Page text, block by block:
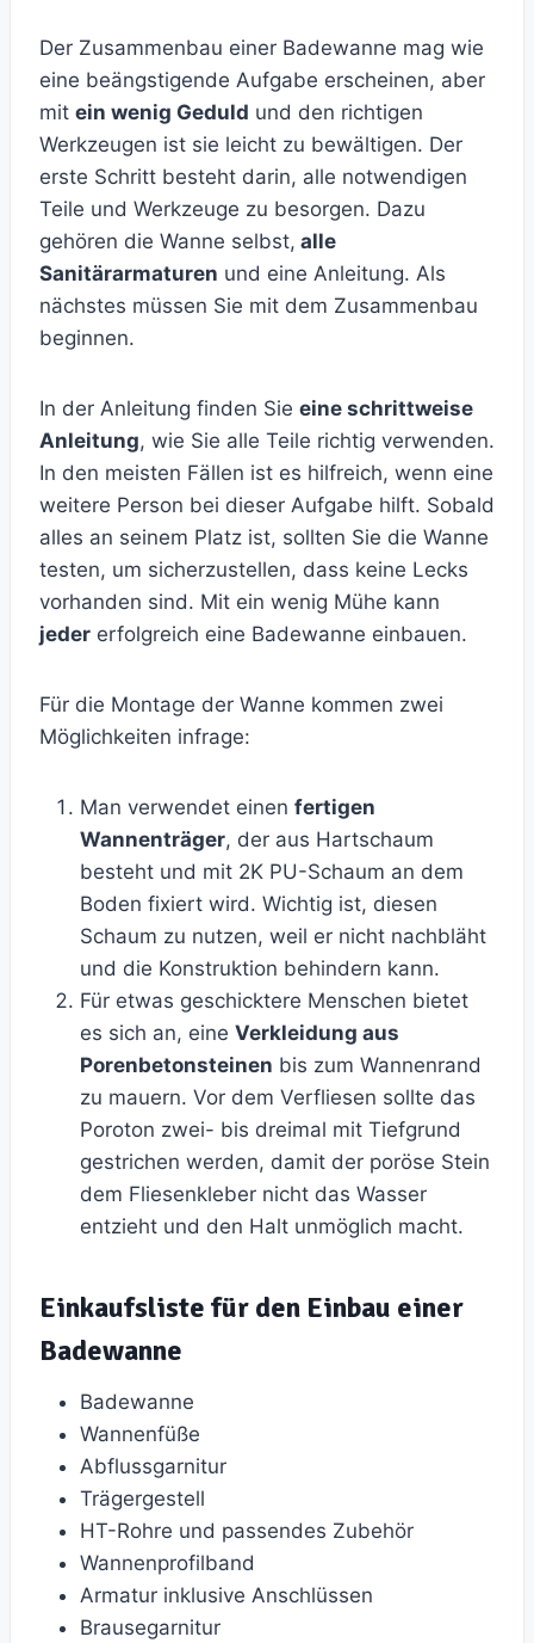
Der Zusammenbau einer Badewanne mag wie
eine beängstigende Aufgabe erscheinen, aber
mit ein wenig Geduld und den richtigen
Werkzeugen ist sie leicht zu bewältigen. Der
erste Schritt besteht darin, alle notwendigen
Teile und Werkzeuge zu besorgen. Dazu
gehören die Wanne selbst, alle
Sanitärarmaturen und eine Anleitung. Als
nächstes müssen Sie mit dem Zusammenbau
beginnen.
In der Anleitung finden Sie eine schrittweise
Anleitung, wie Sie alle Teile richtig verwenden.
In den meisten Fällen ist es hilfreich, wenn eine
weitere Person bei dieser Aufgabe hilft. Sobald
alles an seinem Platz ist, sollten Sie die Wanne
testen, um sicherzustellen, dass keine Lecks
vorhanden sind. Mit ein wenig Mühe kann
jeder erfolgreich eine Badewanne einbauen.
Für die Montage der Wanne kommen zwei
Möglichkeiten infrage:
Man verwendet einen fertigen
Wannenträger, der aus Hartschaum
besteht und mit 2K PU-Schaum an dem
Boden fixiert wird. Wichtig ist, diesen
Schaum zu nutzen, weil er nicht nachbläht
und die Konstruktion behindern kann.
Für etwas geschicktere Menschen bietet
es sich an, eine Verkleidung aus
Porenbetonsteinen bis zum Wannenrand
zu mauern. Vor dem Verfliesen sollte das
Poroton zwei- bis dreimal mit Tiefgrund
gestrichen werden, damit der poröse Stein
dem Fliesenkleber nicht das Wasser
entzieht und den Halt unmöglich macht.
Einkaufsliste für den Einbau einer
Badewanne
Badewanne
Wannenfüße
Abflussgarnitur
Trägergestell
HT-Rohre und passendes Zubehör
Wannenprofilband
Armatur inklusive Anschlüssen
Brausegarnitur